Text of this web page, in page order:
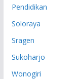
Pendidikan
Soloraya
Sragen
Sukoharjo
Wonogiri